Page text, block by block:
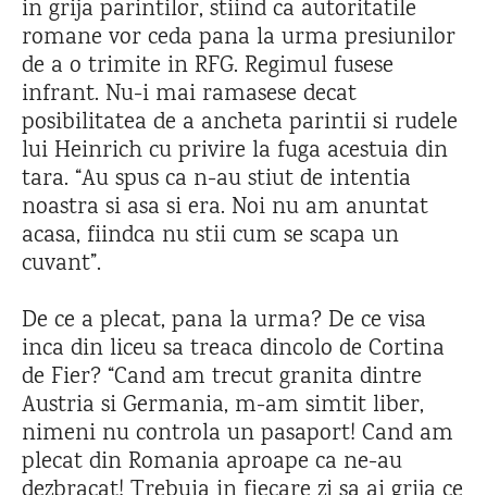
in grija parintilor, stiind ca autoritatile
romane vor ceda pana la urma presiunilor
de a o trimite in RFG. Regimul fusese
infrant. Nu-i mai ramasese decat
posibilitatea de a ancheta parintii si rudele
lui Heinrich cu privire la fuga acestuia din
tara. “Au spus ca n-au stiut de intentia
noastra si asa si era. Noi nu am anuntat
acasa, fiindca nu stii cum se scapa un
cuvant”.
De ce a plecat, pana la urma? De ce visa
inca din liceu sa treaca dincolo de Cortina
de Fier? “Cand am trecut granita dintre
Austria si Germania, m-am simtit liber,
nimeni nu controla un pasaport! Cand am
plecat din Romania aproape ca ne-au